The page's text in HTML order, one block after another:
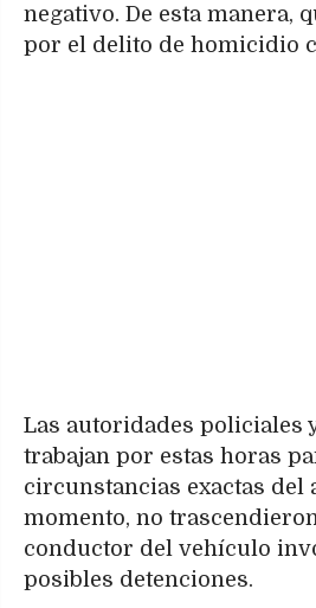
negativo. De esta manera,
por el delito de homicidio
Las autoridades policiales
trabajan por estas horas
circunstancias exactas del
momento, no
conductor del vehículo
posibles detenciones.